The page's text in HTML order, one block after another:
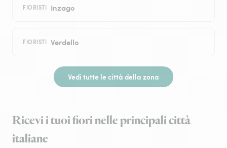
FIORISTI Inzago
FIORISTI Verdello
Vedi tutte le città della zona
Ricevi i tuoi fiori nelle principali città
italiane